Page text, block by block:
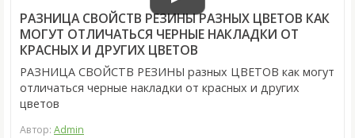
РАЗНИЦА СВОЙСТВ РЕЗИНЫ РАЗНЫХ ЦВЕТОВ КАК
МОГУТ ОТЛИЧАТЬСЯ ЧЕРНЫЕ НАКЛАДКИ ОТ
КРАСНЫХ И ДРУГИХ ЦВЕТОВ
РАЗНИЦА СВОЙСТВ РЕЗИНЫ разных ЦВЕТОВ как могут
отличаться черные накладки от красных и других
цветов
Автор: Admin